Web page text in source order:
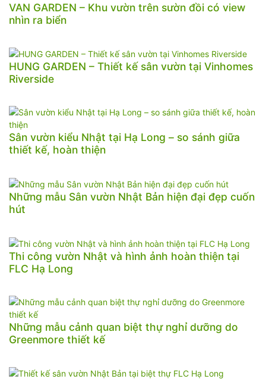
VAN GARDEN – Khu vườn trên sườn đồi có view
nhìn ra biển
HUNG GARDEN – Thiết kế sân vườn tại Vinhomes
Riverside
Sân vườn kiểu Nhật tại Hạ Long – so sánh giữa
thiết kế, hoàn thiện
Những mẫu Sân vườn Nhật Bản hiện đại đẹp cuốn
hút
Thi công vườn Nhật và hình ảnh hoàn thiện tại
FLC Hạ Long
Những mẫu cảnh quan biệt thự nghỉ dưỡng do
Greenmore thiết kế